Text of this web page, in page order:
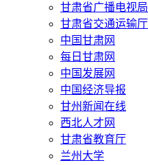
甘肃省广播电视局
甘肃省交通运输厅
中国甘肃网
每日甘肃网
中国发展网
中国经济导报
甘州新闻在线
西北人才网
甘肃省教育厅
兰州大学